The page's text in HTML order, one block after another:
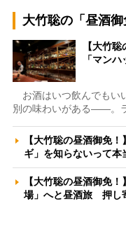
大竹聡の「昼酒御
【大竹
「マン
お酒はいつ飲んでもい
別の味わいがある――。
【大竹聡の昼酒御免
ギ」を知らないって
【大竹聡の昼酒御免
場」へと昼酒旅 押し